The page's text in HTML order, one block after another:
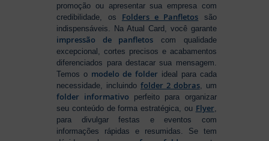
promoção ou apresentar sua empresa com
credibilidade, os Folders e Panfletos são
indispensáveis. Na Atual Card, você garante
impressão de panfletos com qualidade
excepcional, cortes precisos e acabamentos
diferenciados para destacar sua mensagem.
Temos o modelo de folder ideal para cada
necessidade, incluindofolder 2 dobras, um
folder informativo perfeito para organizar
seu conteúdo de forma estratégica, ou Flyer
para divulgar festas e eventos com
informações rápidas e resumidas. Se tem